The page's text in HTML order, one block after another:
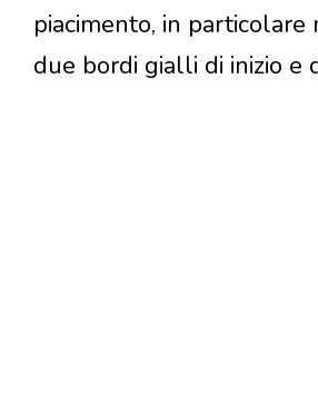
piacimento, in particolare
due bordi gialli di inizio e